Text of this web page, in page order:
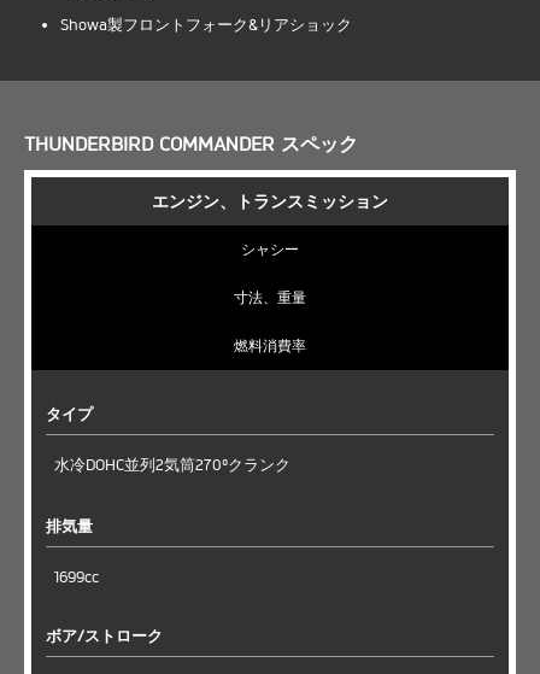
Showa製フロントフォーク&リアショック
THUNDERBIRD COMMANDER スペック
エンジン、トランスミッション
シャシー
寸法、重量
燃料消費率
タイプ
水冷DOHC並列2気筒270ºクランク
排気量
1699cc
ボア/ストローク